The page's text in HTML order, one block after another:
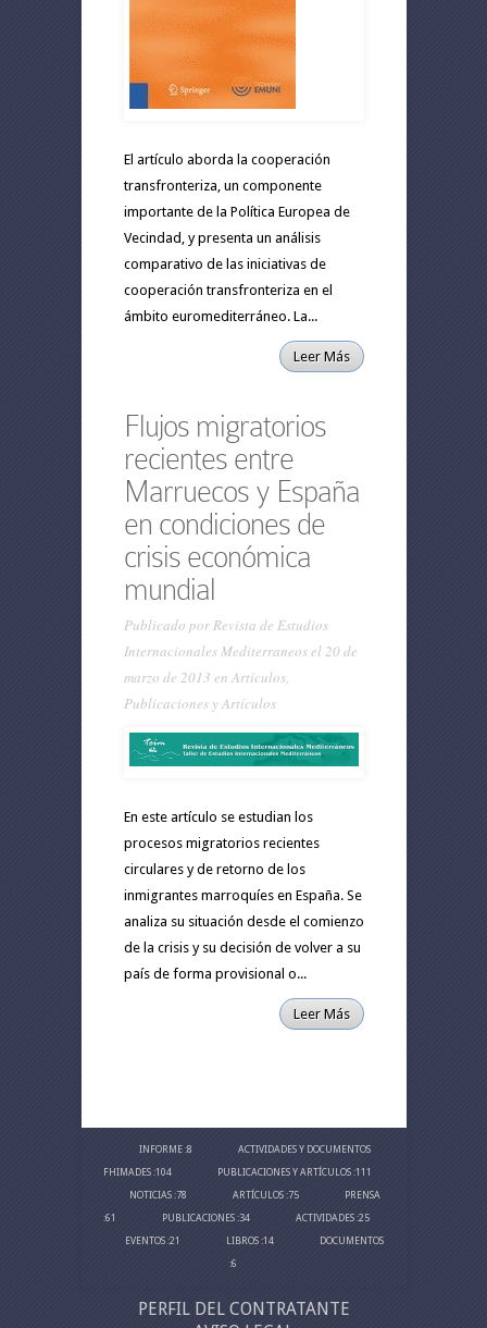
El artículo aborda la cooperación
transfronteriza, un componente
importante de la Política Europea de
Vecindad, y presenta un análisis
comparativo de las iniciativas de
cooperación transfronteriza en el
ámbito euromediterráneo. La...
Leer Más
Flujos migratorios
recientes entre
Marruecos y España
en condiciones de
crisis económica
mundial
Publicado porRevista de Estudios
Internacionales Mediterraneosel 20 de
marzo de 2013 en Artículos,
Publicaciones y Artículos
En este artículo se estudian los
procesos migratorios recientes
circulares y de retorno de los
inmigrantes marroquíes en España. Se
analiza su situación desde el comienzo
de la crisis y su decisión de volver a su
país de forma provisional o...
Leer Más
INFORME:8 ACTIVIDADES Y DOCUMENTOS
FHIMADES:104 PUBLICACIONES Y ARTÍCULOS:111
NOTICIAS:78 ARTÍCULOS:75 PRENSA
:61 PUBLICACIONES:34 ACTIVIDADES:25
EVENTOS :21 LIBROS :14 DOCUMENTOS
:6
PERFIL DEL CONTRATANTE